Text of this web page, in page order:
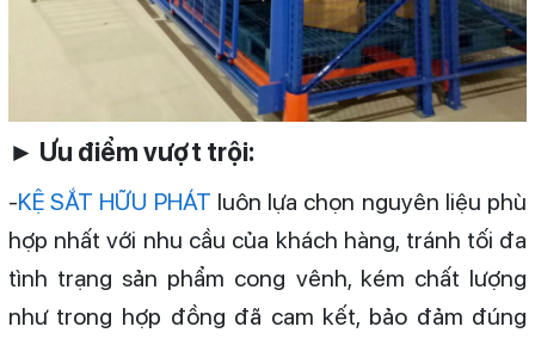
► Ưu điểm vượt trội:
-KỆ SẮT HỮU PHÁT luôn lựa chọn nguyên liệu phù
hợp nhất với nhu cầu của khách hàng, tránh tối đa
tình trạng sản phẩm cong vênh, kém chất lượng
như trong hợp đồng đã cam kết, bảo đảm đúng